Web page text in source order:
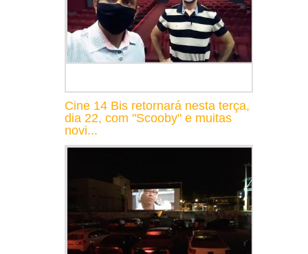
Cine 14 Bis retornará nesta terça,
dia 22, com "Scooby" e muitas
novi...